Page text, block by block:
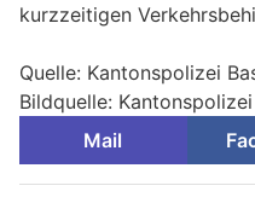
kurzzeitigen
Quelle: Kantonspolizei
Bildquelle:
Mail